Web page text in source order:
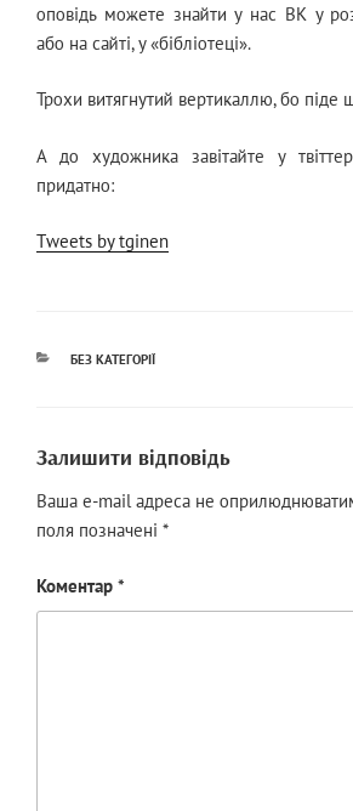
оповідь можете знайти у нас ВК у
або на сайті, у «бібліотеці».
Трохи витягнутий вертикаллю, бо піде
А до художника завітайте у
придатно:
Tweets by tginen
КАТЕГОРІЇ
БЕЗ КАТЕГОРІЇ
Залишити відповідь
Ваша e-mail адреса не
поля позначені *
Коментар *